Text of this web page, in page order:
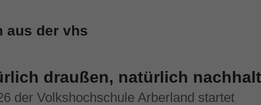
aus der vhs
draußen, natürlich
der Volkshochschule Arberland startet